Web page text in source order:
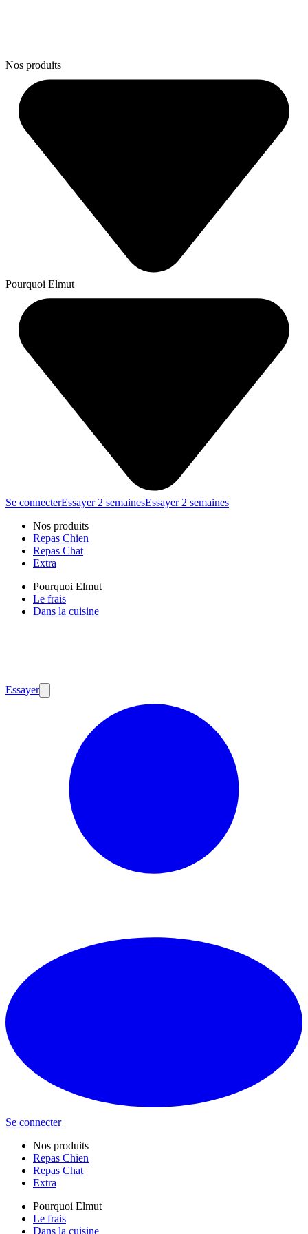
Nos produits
Pourquoi Elmut
Se connecterEssayer 2 semainesEssayer 2 semaines
Nos produits
Repas Chien
Repas Chat
Extra
Pourquoi Elmut
Le frais
Dans la cuisine
Essayer
Se connecter
Nos produits
Repas Chien
Repas Chat
Extra
Pourquoi Elmut
Le frais
Dans la cuisine